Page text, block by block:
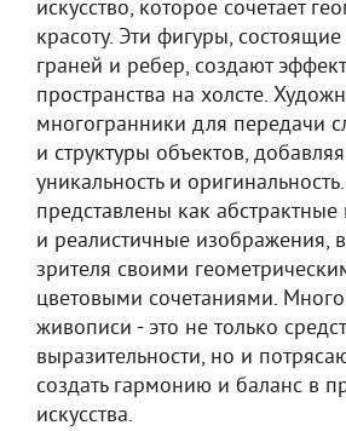
искусство, которое сочетает
красоту. Эти фигуры,
граней и ребер, создают
пространства на холсте.
многогранники для передачи
и структуры объектов,
уникальность и
представлены как
и реалистичные
зрителя своими
цветовыми сочетаниями.
живописи - это не только
выразительности, но и
создать гармонию и баланс в
искусства.